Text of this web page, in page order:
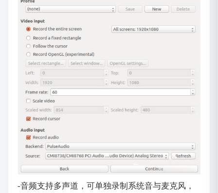
-音频支持多声道，可单独录制系统音与麦克风，